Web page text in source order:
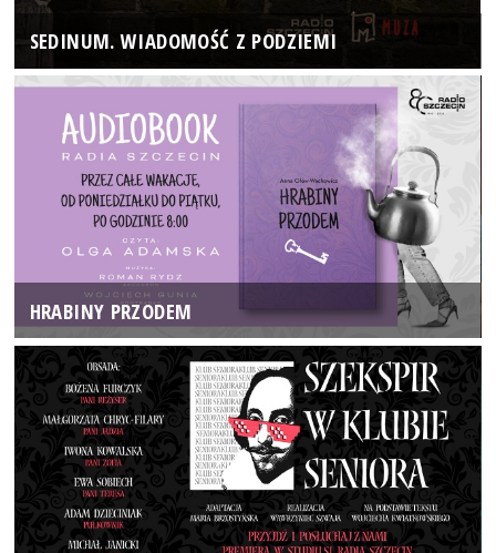
SEDINUM. WIADOMOŚĆ Z PODZIEMI
HRABINY PRZODEM